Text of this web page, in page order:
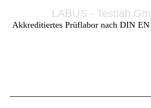
LABUS - Testlab
Akkreditiertes Prüflabor nach DIN